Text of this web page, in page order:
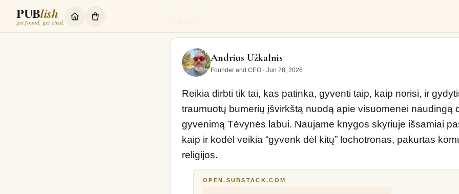
PUBlish
get found, get cited.
Andrius Užkalnis
Founder and CEO · Jun 28, 2026
Reikia dirbti tik tai, kas patinka, gyventi taip, kaip norisi, ir
traumuotų bumerių įšvirkštą nuodą apie visuomenei naudingą
gyvenimą Tėvynės labui. Naujame knygos skyriuje išsamiai
kaip ir kodėl veikia “gyvenk dėl kitų” lochotronas, pakurtas
religijos.
OPEN.SUBSTACK.COM